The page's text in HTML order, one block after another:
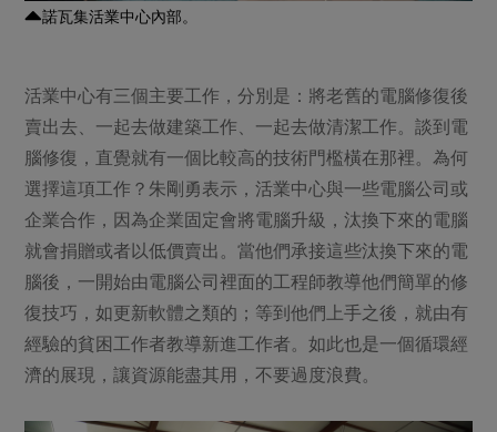
諾瓦集活業中心內部。
活業中心有三個主要工作，分別是：將老舊的電腦修復後
賣出去、一起去做建築工作、一起去做清潔工作。談到電
腦修復，直覺就有一個比較高的技術門檻橫在那裡。為何
選擇這項工作？朱剛勇表示，活業中心與一些電腦公司或
企業合作，因為企業固定會將電腦升級，汰換下來的電腦
就會捐贈或者以低價賣出。當他們承接這些汰換下來的電
腦後，一開始由電腦公司裡面的工程師教導他們簡單的修
復技巧，如更新軟體之類的；等到他們上手之後，就由有
經驗的貧困工作者教導新進工作者。如此也是一個循環經
濟的展現，讓資源能盡其用，不要過度浪費。